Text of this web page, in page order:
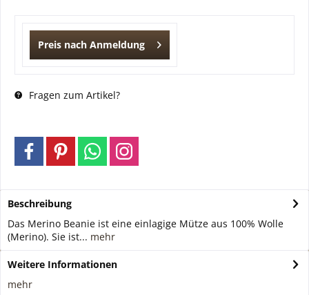
Preis nach Anmeldung
Fragen zum Artikel?
Beschreibung
Das Merino Beanie ist eine einlagige Mütze aus 100% Wolle
(Merino). Sie ist... mehr
Weitere Informationen
mehr